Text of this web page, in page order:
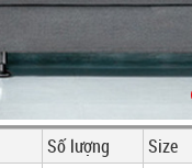
Số lượng Size